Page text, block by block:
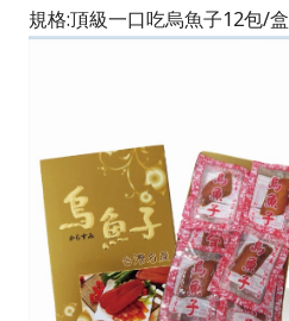
規格:頂級一口吃烏魚子12包/盒